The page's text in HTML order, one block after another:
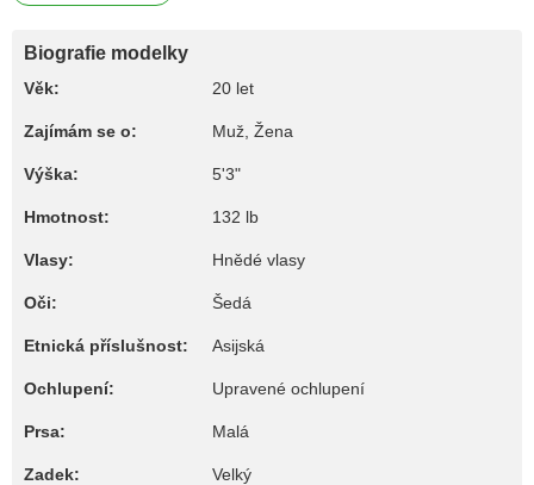
Biografie modelky
Věk: 20 let
Zajímám se o: Muž, Žena
Výška: 5'3"
Hmotnost: 132 lb
Vlasy: Hnědé vlasy
Oči: Šedá
Etnická příslušnost: Asijská
Ochlupení: Upravené ochlupení
Prsa: Malá
Zadek: Velký